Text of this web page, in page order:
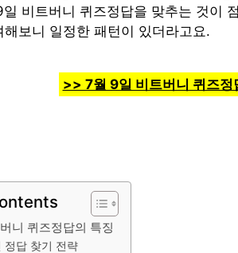
비트버니 퀴즈정답을 맞추는 것이
해보니 일정한 패턴이 있더라고요.
>> 7월 9일 비트버니 퀴즈정
니 퀴즈정답의 특징
정답 찾기 전략